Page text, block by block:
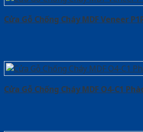
Cửa Gỗ Chống Cháy MDF Veneer
Cửa Gỗ Chống Cháy MDF O4-C1